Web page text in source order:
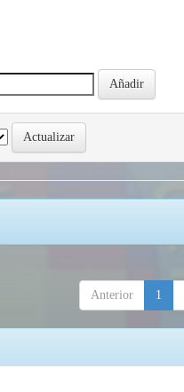
Anterior 1